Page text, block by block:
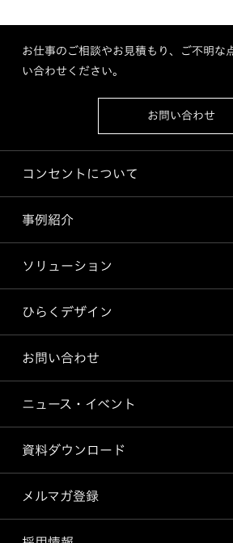
お仕事のご相談やお見積もり、ご不明な
い合わせください。
お問い合わせ
コンセントについて
事例紹介
ソリューション
ひらくデザイン
お問い合わせ
ニュース・イベント
資料ダウンロード
メルマガ登録